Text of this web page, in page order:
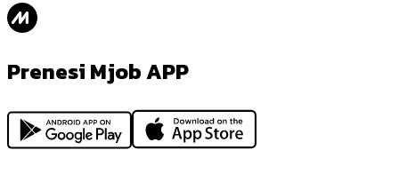
Prenesi Mjob APP